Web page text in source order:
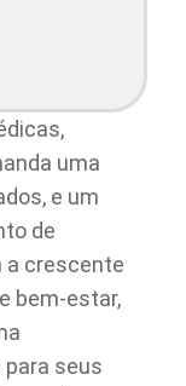
uma
e um
de
a crescente
bem-estar,
para seus